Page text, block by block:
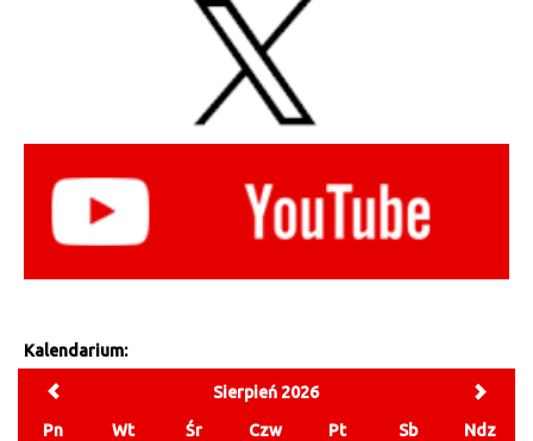
Kalendarium:
Sierpień 2026
Pn
Wt Śr Czw Pt Sb
Ndz